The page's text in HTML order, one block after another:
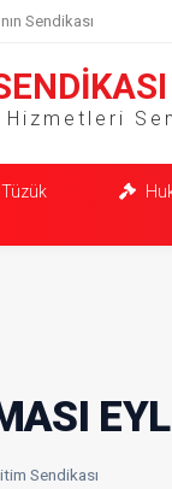
Sendikası
Sendikası